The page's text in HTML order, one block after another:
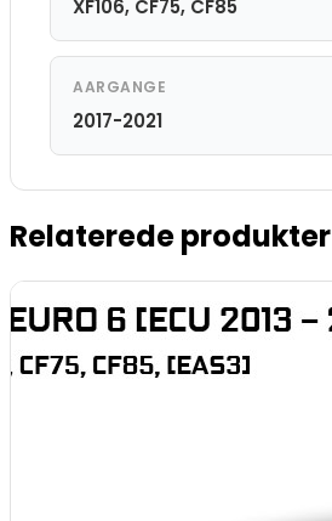
XF106, CF75, CF85
AARGANGE
2017-2021
Relaterede produkter